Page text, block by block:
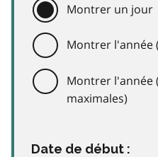
Montrer un jour
Montrer l'année
Montrer l'année
maximales)
Date de début :